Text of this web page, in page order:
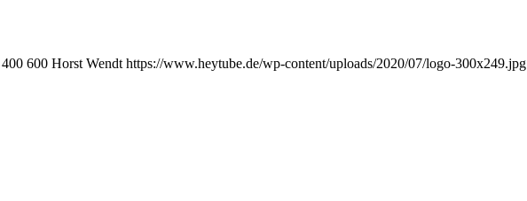
400 600 Horst Wendt https://www.heytube.de/wp-content/uploads/2020/07/logo-300x249.jpg